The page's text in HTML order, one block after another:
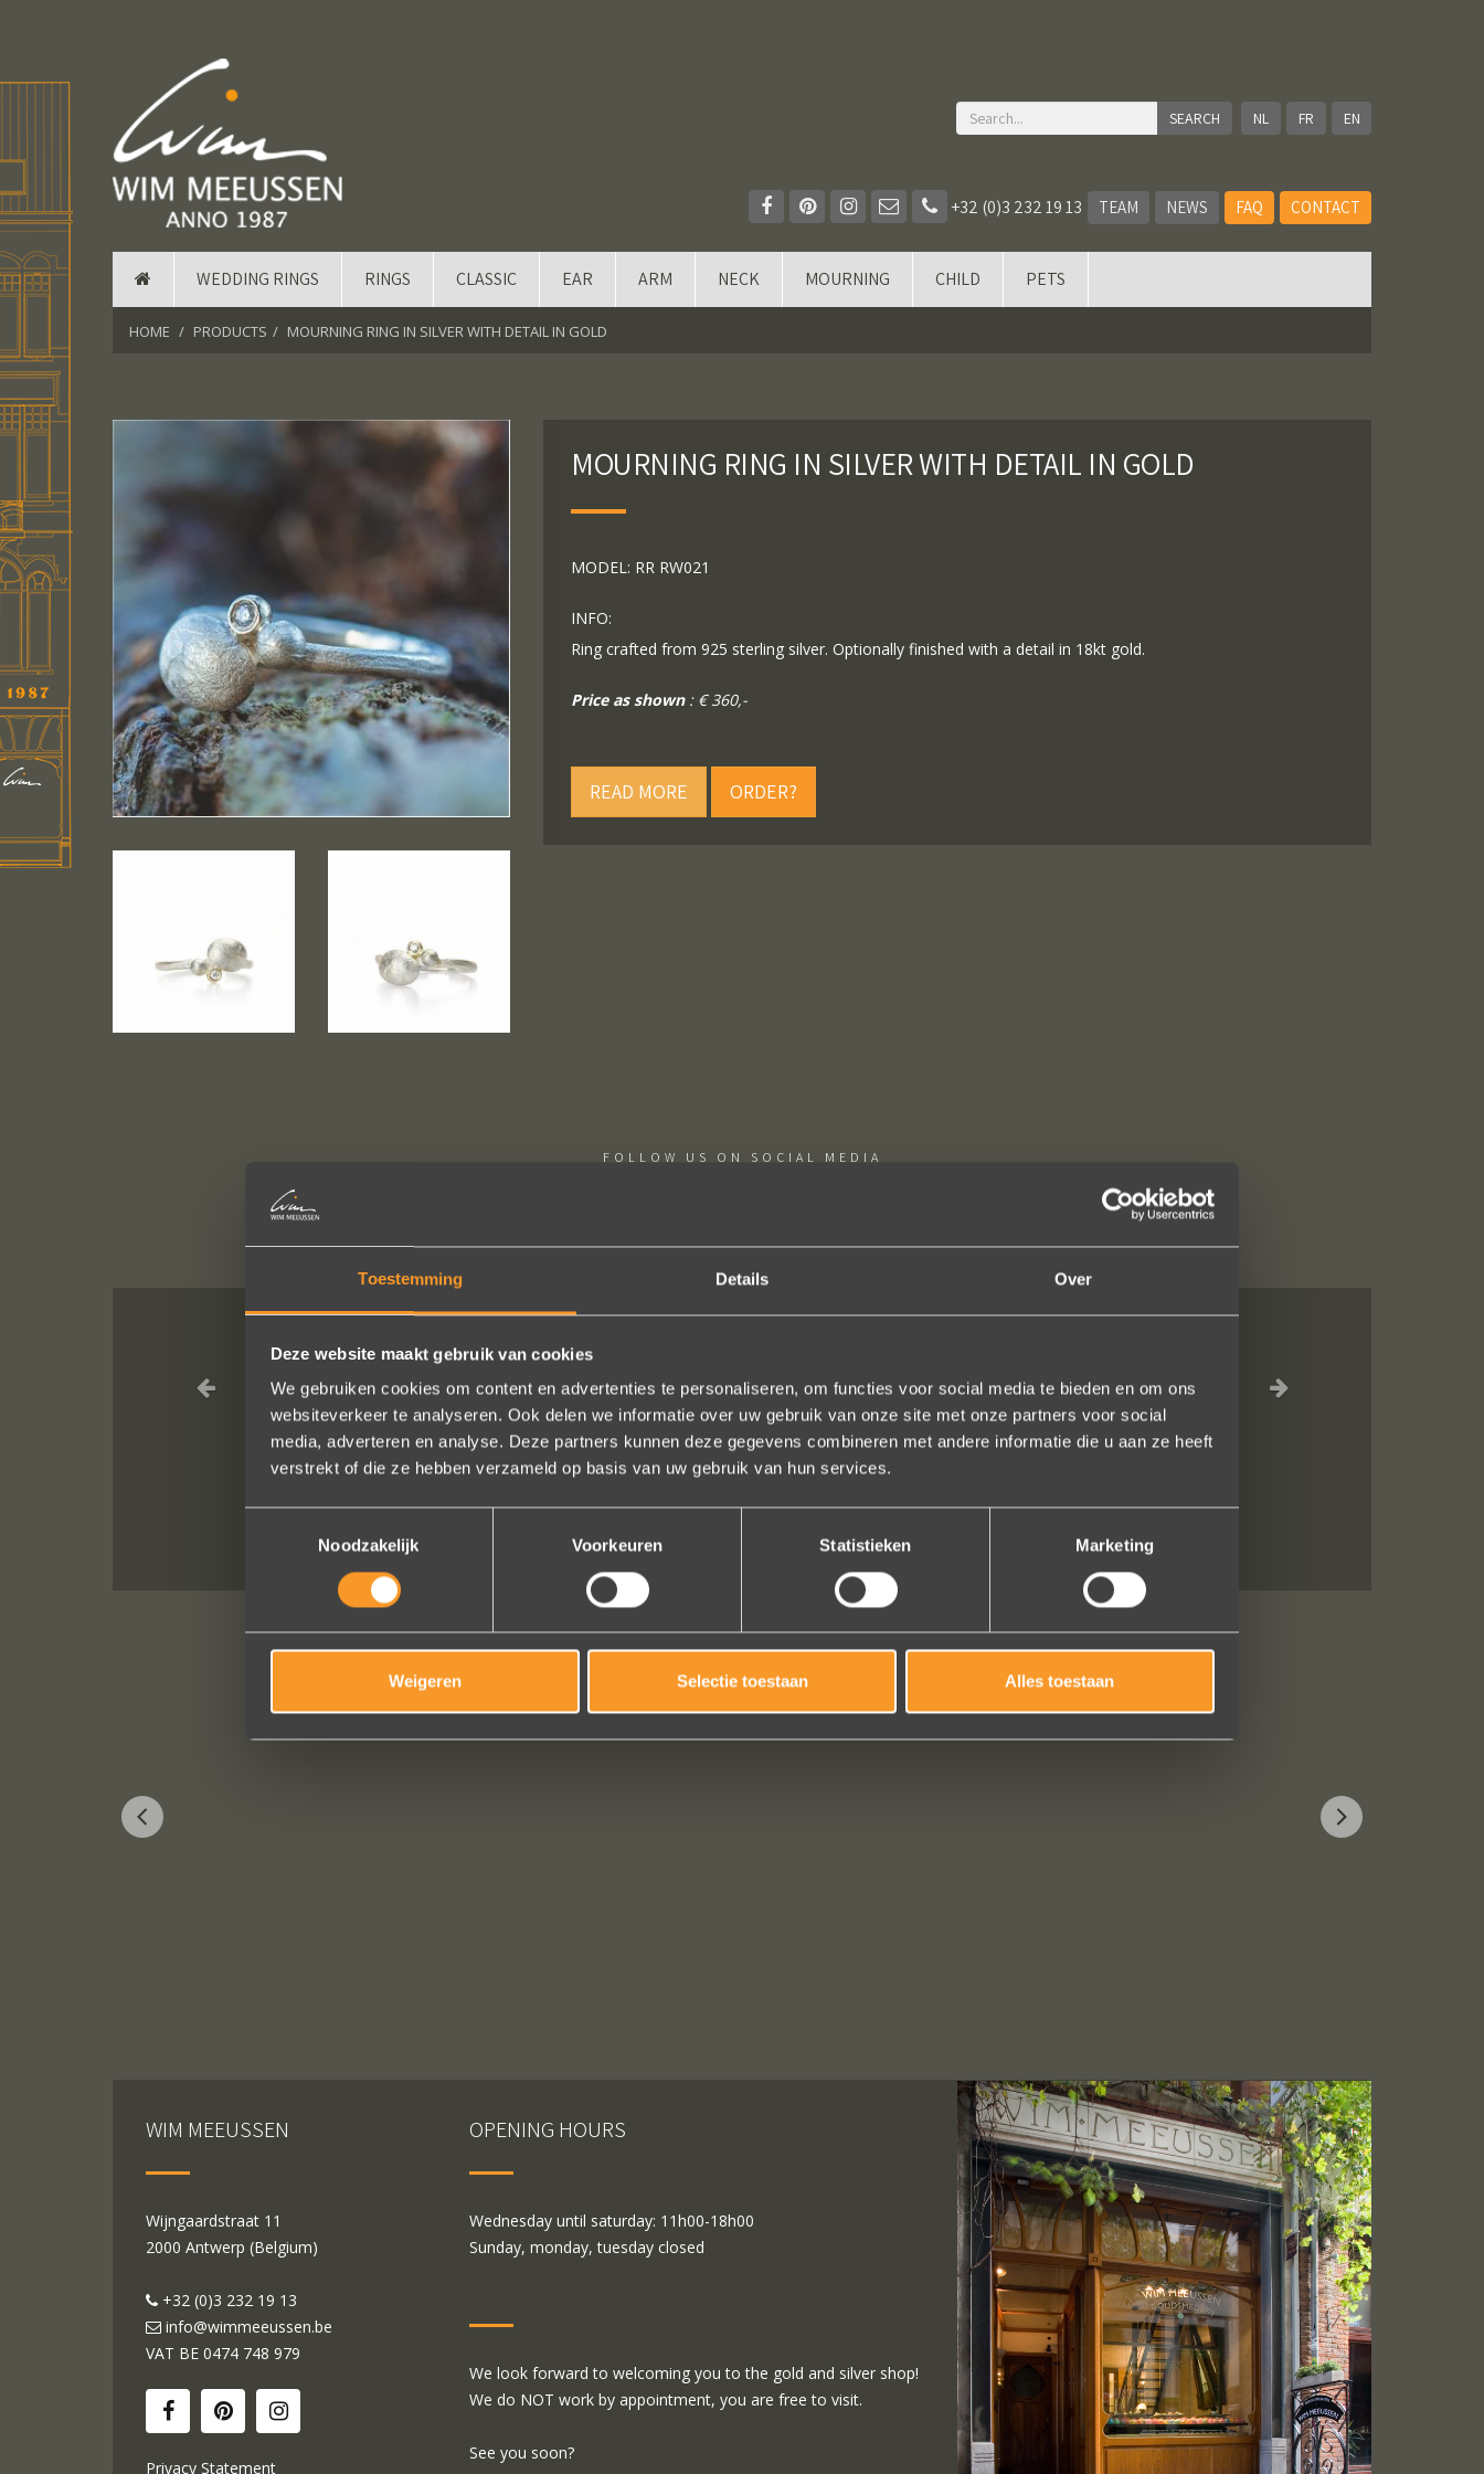
Toestemming Details Over
Deze website maakt gebruik van cookies
We gebruiken cookies om content en advertenties te personaliseren, om functies voor social media te bieden en om ons
websiteverkeer te analyseren. Ook delen we informatie over uw gebruik van onze site met onze partners voor social
media, adverteren en analyse. Deze partners kunnen deze gegevens combineren met andere informatie die u aan ze heeft
verstrekt of die ze hebben verzameld op basis van uw gebruik van hun services.
Noodzakelijk
Voorkeuren Statistieken Marketing
Weigeren Selectie toestaan Alles toestaan
NL FR EN
+32 (0)3 232 19 13 TEAM NEWS FAQ CONTACT
WEDDING RINGS RINGS CLASSIC EAR ARM NECK MOURNING CHILD PETS
HOME PRODUCTS MOURNING RING IN SILVER WITH DETAIL IN GOLD
MOURNING RING IN SILVER WITH DETAIL IN GOLD
MODEL: RR RW021
INFO:
Ring crafted from 925 sterling silver. Optionally finished with a detail in 18kt gold.
Price as shown: € 360,-
READ MORE ORDER?
FOLLOW US ON SOCIAL MEDIA
Wat een vakmanschap! De sierraden zijn gewoon prachtig en subtiel tegelijk. Héél veel waar voor je
geld. In het echt zijn ze eigenlijk mooier dan op de foto's.
We bestelden online, maar er wordt contact met je onderhouden alsof je in de winkel staat.
Het is eigenlijk een feestje om bij Wim Meeusen sierraden aan te schaffen!
Bekijk al onze reviews
WIM MEEUSSEN
Wijngaardstraat 11
2000 Antwerp (Belgium)
+32 (0)3 232 19 13
info@wimmeeussen.be
VAT BE 0474 748 979
Privacy Statement
OPENING HOURS
Wednesday until saturday: 11h00-18h00
Sunday, monday, tuesday closed
We look forward to welcoming you to the gold and silver shop!
We do NOT work by appointment, you are free to visit.
See you soon?